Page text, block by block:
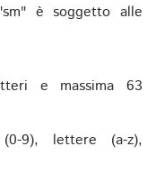
è soggetto alle
e massima 63
9), lettere (a-z),